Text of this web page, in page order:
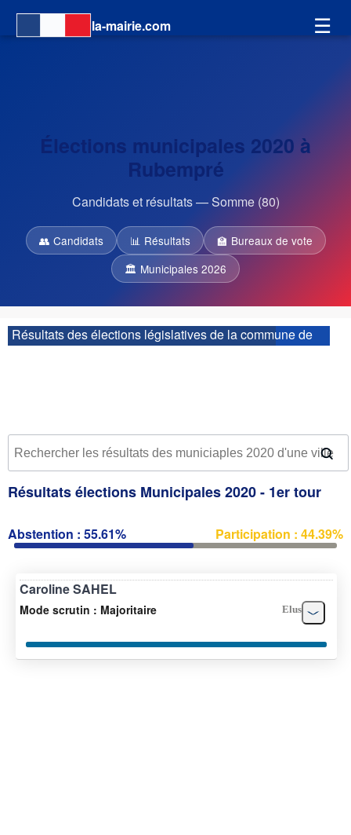
la-mairie.com ☰
Élections municipales 2020 à
Rubempré
Candidats et résultats — Somme (80)
👥 Candidats 📊 Résultats
🏫 Bureaux de vote
🏛 Municipales 2026
Résultats des élections législatives de la commune de
Rubempré :| 4ème circonscription
Résultats élections Municipales 2020 - 1er tour
Abstention : 55.61% Participation : 44.39%
Caroline SAHEL
Mode scrutin : Majoritaire Elus